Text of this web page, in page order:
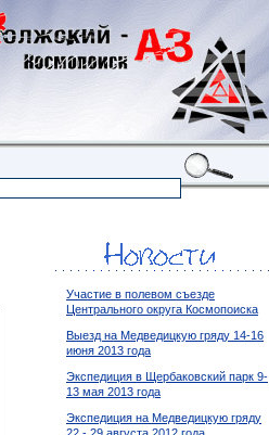
Участие в полевом съезде
Центрального округа Космопоиска
Выезд на Медведицкую гряду 14-16
июня 2013 года
Экспедиция в Щербаковский парк 9-
13 мая 2013 года
Экспедиция на Медведицкую гряду